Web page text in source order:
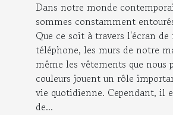
Dans notre monde
sommes constamment
Que ce soit à travers l'écran de
téléphone, les murs de notre
même les vêtements que nous
couleurs jouent un rôle
vie quotidienne. Cependant, il
de...